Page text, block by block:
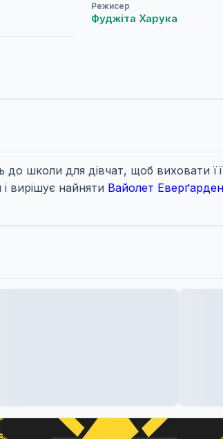
Режисер
Фуджіта Харука
школи для дівчат, щоб виховати
і вирішує найняти Вайолет Еверґарден